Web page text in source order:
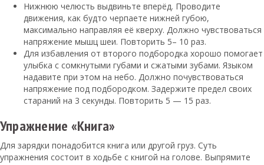
Нижнюю челюсть выдвиньте вперёд. Проводите
движения, как будто черпаете нижней губою,
максимально направляя её кверху. Должно чувствоваться
напряжение мышц шеи. Повторить 5– 10 раз.
Для избавления от второго подбородка хорошо помогает
улыбка с сомкнутыми губами и сжатыми зубами. Языком
надавите при этом на небо. Должно почувствоваться
напряжение под подбородком. Задержите предел своих
стараний на 3 секунды. Повторить 5 — 15 раз.
Упражнение «Книга»
Для зарядки понадобится книга или другой груз. Суть
упражнения состоит в ходьбе с книгой на голове. Выпрямите